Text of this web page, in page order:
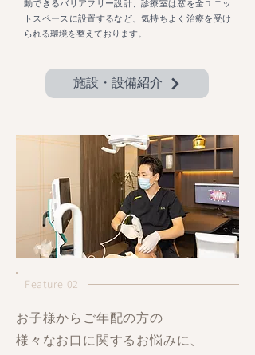
動できるバリアフリー設計、診療室は窓を全ユニッ
トスペースに設置するなど、気持ちよく治療を受け
られる環境を整えております。
施設・設備紹介
お子様からご年配の方の
様々なお口に関するお悩みに、
Feature 02